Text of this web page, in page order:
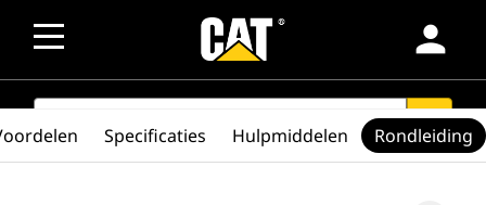
person
SEARCH search
Specificaties Hulpmiddelen Rondleiding